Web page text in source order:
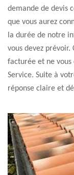
demande de devis
que vous aurez
la durée de notre
vous devez prévoir.
facturée et ne vous
Service. Suite à
réponse claire et